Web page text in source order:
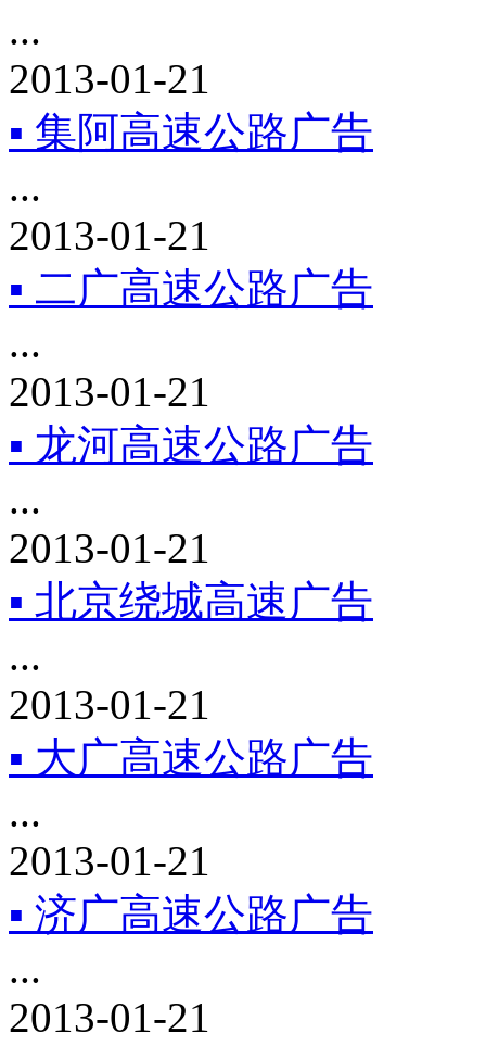
...
2013-01-21
▪ 集阿高速公路广告
...
2013-01-21
▪ 二广高速公路广告
...
2013-01-21
▪ 龙河高速公路广告
...
2013-01-21
▪ 北京绕城高速广告
...
2013-01-21
▪ 大广高速公路广告
...
2013-01-21
▪ 济广高速公路广告
...
2013-01-21